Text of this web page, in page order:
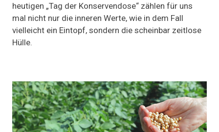
vom
heutigen „Tag der Konservendose“ zählen für uns
mal nicht nur die inneren Werte, wie in dem Fall
vielleicht ein Eintopf, sondern die scheinbar zeitlose
Hülle.